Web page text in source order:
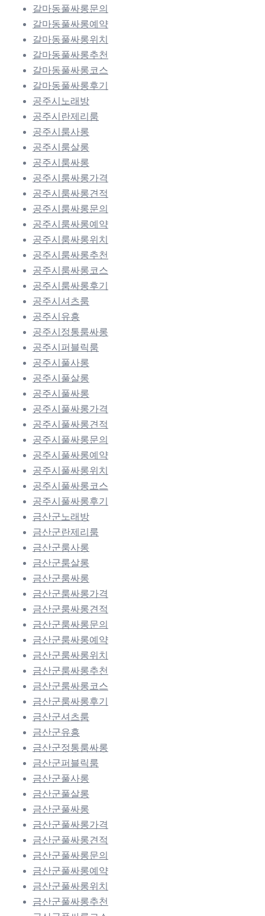
갈마동풀싸롱문의
갈마동풀싸롱예약
갈마동풀싸롱위치
갈마동풀싸롱추천
갈마동풀싸롱코스
갈마동풀싸롱후기
공주시노래방
공주시란제리룸
공주시룸사롱
공주시룸살롱
공주시룸싸롱
공주시룸싸롱가격
공주시룸싸롱견적
공주시룸싸롱문의
공주시룸싸롱예약
공주시룸싸롱위치
공주시룸싸롱추천
공주시룸싸롱코스
공주시룸싸롱후기
공주시셔츠룸
공주시유흥
공주시정통룸싸롱
공주시퍼블릭룸
공주시풀사롱
공주시풀살롱
공주시풀싸롱
공주시풀싸롱가격
공주시풀싸롱견적
공주시풀싸롱문의
공주시풀싸롱예약
공주시풀싸롱위치
공주시풀싸롱코스
공주시풀싸롱후기
금산군노래방
금산군란제리룸
금산군룸사롱
금산군룸살롱
금산군룸싸롱
금산군룸싸롱가격
금산군룸싸롱견적
금산군룸싸롱문의
금산군룸싸롱예약
금산군룸싸롱위치
금산군룸싸롱추천
금산군룸싸롱코스
금산군룸싸롱후기
금산군셔츠룸
금산군유흥
금산군정통룸싸롱
금산군퍼블릭룸
금산군풀사롱
금산군풀살롱
금산군풀싸롱
금산군풀싸롱가격
금산군풀싸롱견적
금산군풀싸롱문의
금산군풀싸롱예약
금산군풀싸롱위치
금산군풀싸롱추천